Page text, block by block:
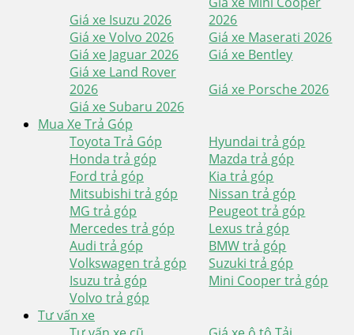
Giá xe Isuzu 2026
2026
Giá xe Volvo 2026
Giá xe Maserati 2026
Giá xe Jaguar 2026
Giá xe Bentley
Giá xe Land Rover
2026
Giá xe Porsche 2026
Giá xe Subaru 2026
Mua Xe Trả Góp
Toyota Trả Góp
Hyundai trả góp
Honda trả góp
Mazda trả góp
Ford trả góp
Kia trả góp
Mitsubishi trả góp
Nissan trả góp
MG trả góp
Peugeot trả góp
Mercedes trả góp
Lexus trả góp
Audi trả góp
BMW trả góp
Volkswagen trả góp
Suzuki trả góp
Isuzu trả góp
Mini Cooper trả góp
Volvo trả góp
Tư vấn xe